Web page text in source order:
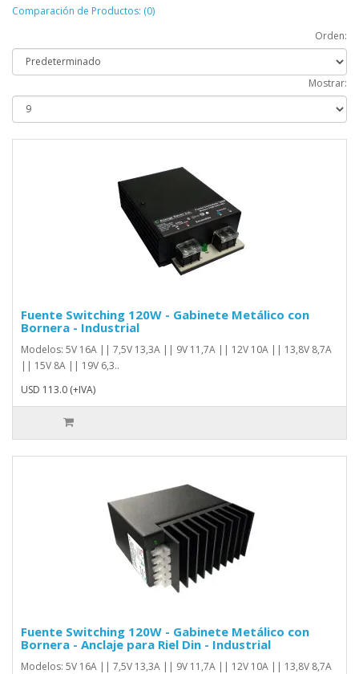
Comparación de Productos: (0)
Orden:
Mostrar:
Fuente Switching 120W - Gabinete Metálico con
Bornera - Industrial
Modelos: 5V 16A || 7,5V 13,3A || 9V 11,7A || 12V 10A || 13,8V 8,7A
|| 15V 8A || 19V 6,3..
USD 113.0 (+IVA)
Fuente Switching 120W - Gabinete Metálico con
Bornera - Anclaje para Riel Din - Industrial
Modelos: 5V 16A || 7,5V 13,3A || 9V 11,7A || 12V 10A || 13,8V 8,7A